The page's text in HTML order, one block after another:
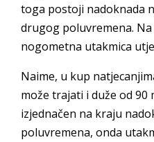
toga postoji nadoknada
drugog poluvremena.
nogometna utakmica
Naime, u kup
može trajati i duže od
izjednačen na kraju
poluvremena, onda